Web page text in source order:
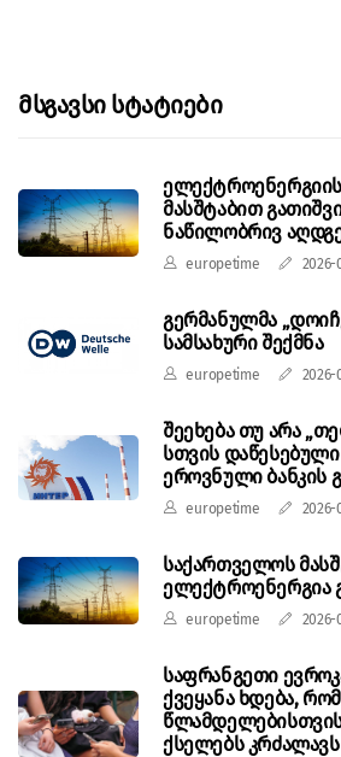
Მსგავსი Სტატიები
მასშტაბით
ნაწილობრივ
europetime 2026-
გერმანულმა
სამსახური შექმნა
europetime 2026-
შეეხება თუ არა
სთვის
ეროვნული ბანკის
europetime 2026-
საქართველოს
ელექტროენერგია
europetime 2026-
საფრანგეთი
ქვეყანა ხდება,
ქსელებს კრძალავს